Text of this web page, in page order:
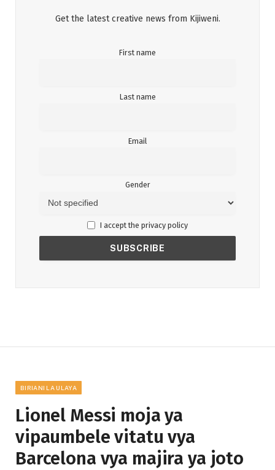
Get the latest creative news from Kijiweni.
First name
Last name
Email
Gender
I accept the privacy policy
BIRIANI LA ULAYA
Lionel Messi moja ya
vipaumbele vitatu vya
Barcelona vya majira ya joto